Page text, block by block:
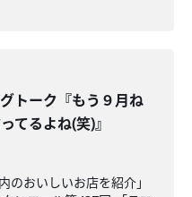
トーク『もう９月ね
てるよね(笑)』
のおいしいお店を紹介」